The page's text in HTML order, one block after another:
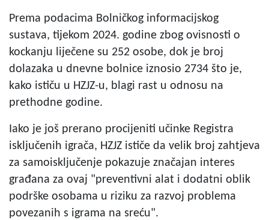
Prema podacima Bolničkog informacijskog
sustava, tijekom 2024. godine zbog ovisnosti o
kockanju liječene su 252 osobe, dok je broj
dolazaka u dnevne bolnice iznosio 2734 što je,
kako ističu u HZJZ-u, blagi rast u odnosu na
prethodne godine.
Iako je još prerano procijeniti učinke Registra
isključenih igrača, HZJZ ističe da velik broj zahtjeva
za samoisključenje pokazuje značajan interes
građana za ovaj "preventivni alat i dodatni oblik
podrške osobama u riziku za razvoj problema
povezanih s igrama na sreću".